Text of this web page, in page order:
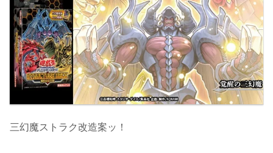
三幻魔ストラク改造案ッ！